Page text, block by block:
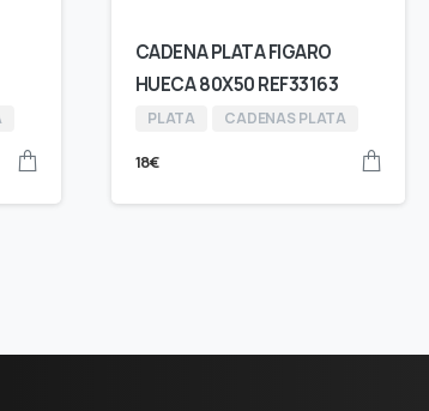
CADENA PLATA FIGARO
HUECA 80X50 REF33163
PLATA CADENAS PLATA
18€